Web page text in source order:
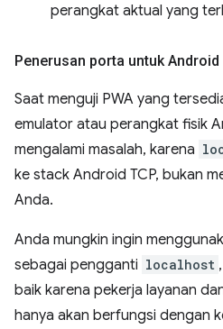
perangkat aktual yang
Penerusan porta untuk Android
Saat menguji PWA yang
emulator atau perangkat fisik
mengalami masalah, karena
ke stack Android TCP, bukan
Anda.
Anda mungkin ingin
sebagai pengganti localhost
baik karena pekerja layanan
hanya akan berfungsi dengan